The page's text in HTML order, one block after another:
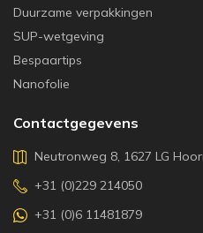
Duurzame verpakkingen
SUP-wetgeving
Bespaartips
Nanofolie
Contactgegevens
Neutronweg 8, 1627 LG
+31 (0)229 214050
+31 (0)6 11481879